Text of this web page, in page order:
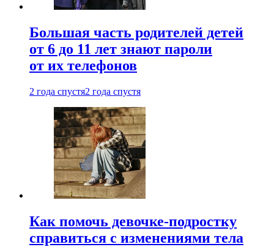
Большая часть родителей детей
от 6 до 11 лет знают пароли
от их телефонов
2 года спустя2 года спустя
Как помочь девочке-подростку
справиться с изменениями тела